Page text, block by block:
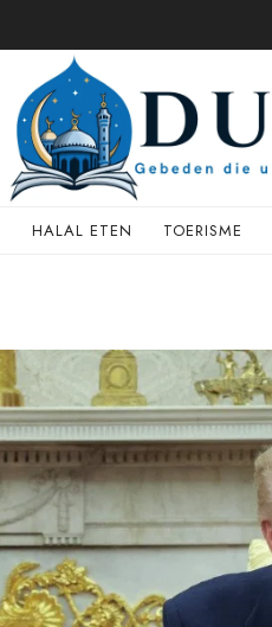
HALAL ETEN TOERISME